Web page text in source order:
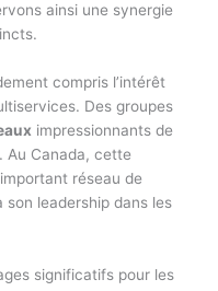
ainsi une synergie
compris l’intérêt
Des groupes
impressionnants de
Au Canada, cette
réseau de
leadership dans les
significatifs pour les